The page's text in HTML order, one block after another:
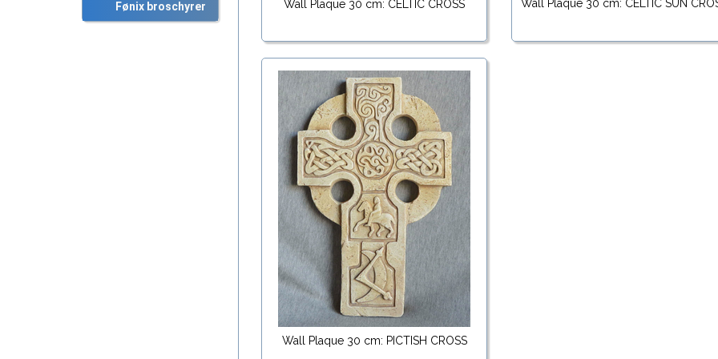
Fønix broschyrer Wall Plaque 30 cm: CELTIC CROSS Wall Plaque 30 cm: CELTIC SUN
Wall Plaque 30 cm: PICTISH CROSS